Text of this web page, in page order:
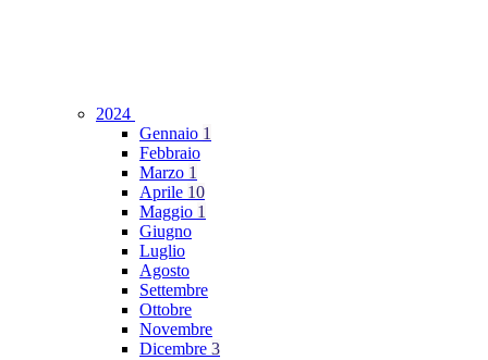
2024
Gennaio 1
Febbraio
Marzo 1
Aprile 10
Maggio 1
Giugno
Luglio
Agosto
Settembre
Ottobre
Novembre
Dicembre 3